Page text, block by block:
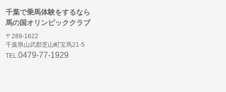
千葉で乗馬体験をするなら
馬の国オリンピッククラブ
〒289-1622
千葉県山武郡芝山町宝馬21-5
TEL.0479-77-1929